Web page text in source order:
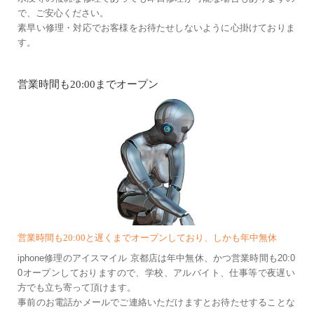
で、ご安心ください。
素早い修理・対応でお客様をお待たせしないように心掛けておりま
す。
営業時間も20:00までオープン
営業時間も20:00と遅くまでオープンしており、しかも年中無休
iphone修理のアイスマイル 京都店は年中無休、かつ営業時間も20:0
0オープンしておりますので、学校、アルバイト、仕事等で夜遅い
方でも立ち寄って頂けます。
事前のお電話かメールでご連絡いただけますとお待たせすることな